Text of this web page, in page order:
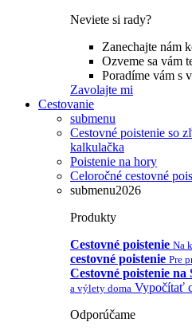
Neviete si rady?
Zanechajte nám
Ozveme sa vám
Poradíme vám s
Zavolajte mi
Cestovanie
submenu
Cestovné poistenie so
kalkulačka
Poistenie na hory
Celoročné cestovné
submenu2026
Produkty
Cestovné poistenie Na
cestovné poistenie Pre
Cestovné poistenie na
a výlety doma Vypočítať
Odporúčame